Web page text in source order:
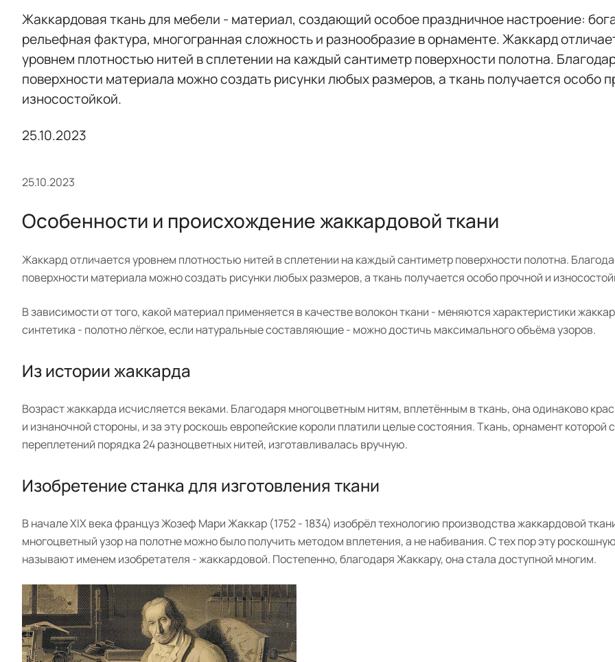
Жаккардовая ткань для мебели - материал, создающий особое праздничное настроение:
рельефная фактура, многогранная сложность и разнообразие в орнаменте. Жаккард
уровнем плотностью нитей в сплетении на каждый сантиметр поверхности полотна.
поверхности материала можно создать рисунки любых размеров, а ткань получается особо
износостойкой.
25.10.2023
25.10.2023
Особенности и происхождение жаккардовой ткани
Жаккард отличается уровнем плотностью нитей в сплетении на каждый сантиметр поверхности полотна.
поверхности материала можно создать рисунки любых размеров, а ткань получается особо прочной и
В зависимости от того, какой материал применяется в качестве волокон ткани - меняются характеристики
синтетика - полотно лёгкое, если натуральные составляющие - можно достичь максимального объёма узоров.
Из истории жаккарда
Возраст жаккарда исчисляется веками. Благодаря многоцветным нитям, вплетённым в ткань, она одинаково
и изнаночной стороны, и за эту роскошь европейские короли платили целые состояния. Ткань, орнамент которой
переплетений порядка 24 разноцветных нитей, изготавливалась вручную.
Изобретение станка для изготовления ткани
В начале XIX века француз Жозеф Мари Жаккар (1752 - 1834) изобрёл технологию производства жаккардовой
многоцветный узор на полотне можно было получить методом вплетения, а не набивания. С тех пор эту
называют именем изобретателя - жаккардовой. Постепенно, благодаря Жаккару, она стала доступной многим.